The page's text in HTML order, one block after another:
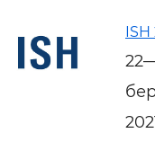
ISH